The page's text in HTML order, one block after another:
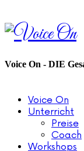
Voice
On
Voice On - DIE
Voice On
Unterricht
Preise
Coach
Workshops